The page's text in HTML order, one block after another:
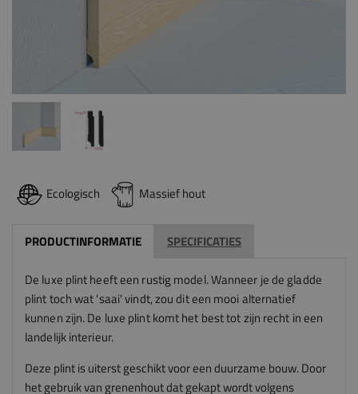
Ecologisch Massief hout
PRODUCTINFORMATIE SPECIFICATIES
De luxe plint heeft een rustig model. Wanneer je de gladde
plint toch wat 'saai' vindt, zou dit een mooi alternatief
kunnen zijn. De luxe plint komt het best tot zijn recht in een
landelijk interieur.
Deze plint is uiterst geschikt voor een duurzame bouw. Door
het gebruik van grenenhout dat gekapt wordt volgens